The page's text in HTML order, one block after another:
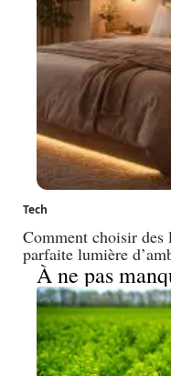
Tech
Comment choisir des
parfaite lumière
À ne pas